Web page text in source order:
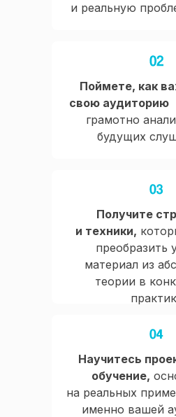
и реальную
Поймете, как
свою аудиторию
грамотно
будущих
Получите
и техники,
преобразить
материал из
теории в
Научитесь
обучение,
на реальных
именно вашей